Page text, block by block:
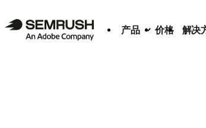
产品 价格 解决